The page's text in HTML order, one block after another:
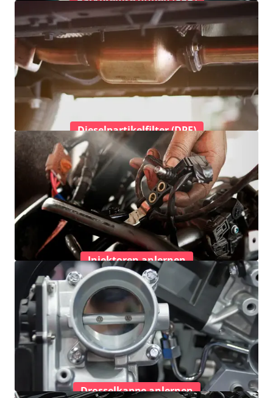
Dieselpartikelfilter (DPF)
Injektoren anlernen
Drosselkappe anlernen